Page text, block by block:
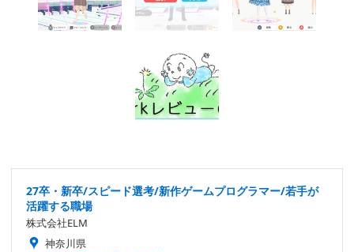
27卒・新卒/スピード選考/新作ゲームプログラマー/若手が
活躍する職場
株式会社ELM
神奈川県